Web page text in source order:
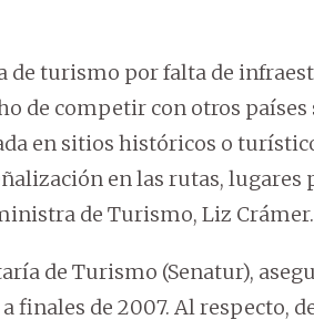
de turismo por falta de
de competir con otros
en sitios históricos o
en las rutas, lugares
de Turismo, Liz Crámer.
de Turismo (Senatur),
de 2007. Al respecto,